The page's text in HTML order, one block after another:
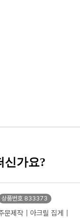
신가요?
상품번호 833373
문제작｜아크릴 집게｜